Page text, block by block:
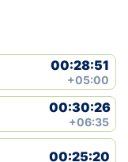
00:28:51
+05:00
00:30:26
+06:35
00:25:20